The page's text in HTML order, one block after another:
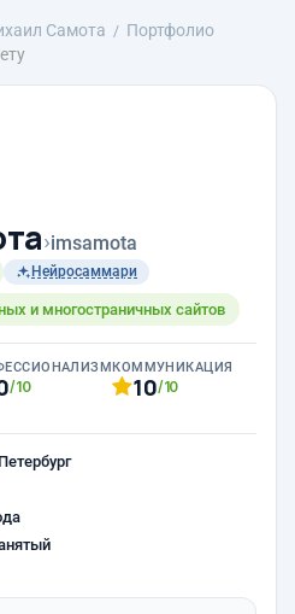
Самота
Портфолио
›imsamota
Нейросаммари
и многостраничных сайтов
/10
КОММУНИКАЦИЯ
10/10